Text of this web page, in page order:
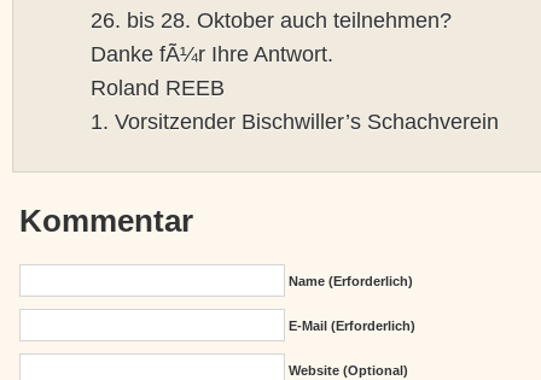
26. bis 28. Oktober auch teilnehmen?
Danke fÃ¼r Ihre Antwort.
Roland REEB
1. Vorsitzender Bischwiller’s Schachverein
Kommentar
Name (erforderlich)
E-Mail (erforderlich)
Website (Optional)